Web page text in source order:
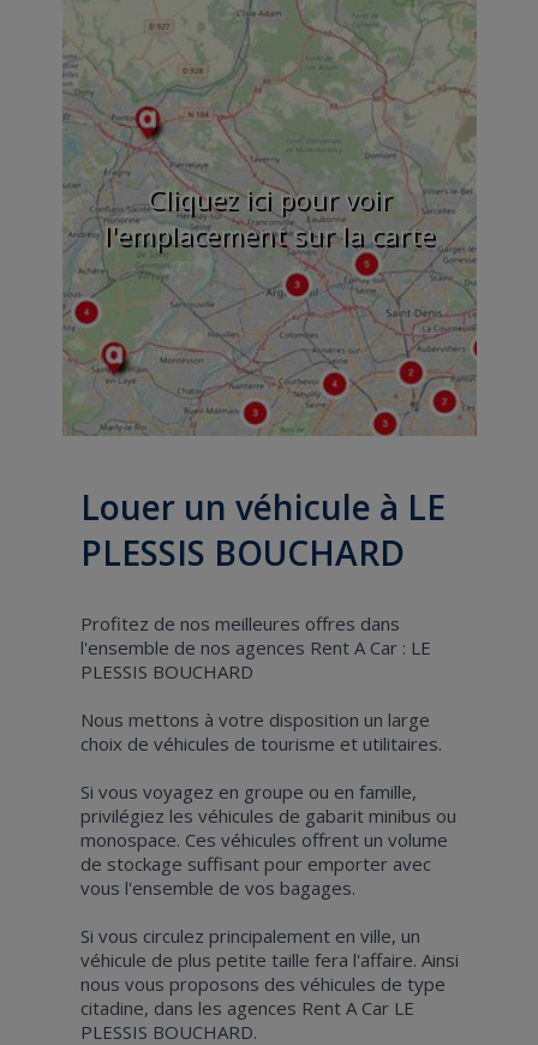
Cliquez ici pour voir
l'emplacement sur la carte
Louer un véhicule à LE
PLESSIS BOUCHARD
Profitez de nos meilleures offres dans
l'ensemble de nos agences Rent A Car : LE
PLESSIS BOUCHARD
Nous mettons à votre disposition un large
choix de véhicules de tourisme et utilitaires.
Si vous voyagez en groupe ou en famille,
privilégiez les véhicules de gabarit minibus ou
monospace. Ces véhicules offrent un volume
de stockage suffisant pour emporter avec
vous l'ensemble de vos bagages.
Si vous circulez principalement en ville, un
véhicule de plus petite taille fera l'affaire. Ainsi
nous vous proposons des véhicules de type
citadine, dans les agences Rent A Car LE
PLESSIS BOUCHARD.